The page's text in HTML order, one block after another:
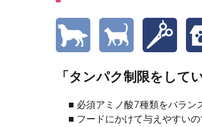
「タンパク制限をして
■ 必須アミノ酸7種類をバラン
■ フードにかけて与えやすい